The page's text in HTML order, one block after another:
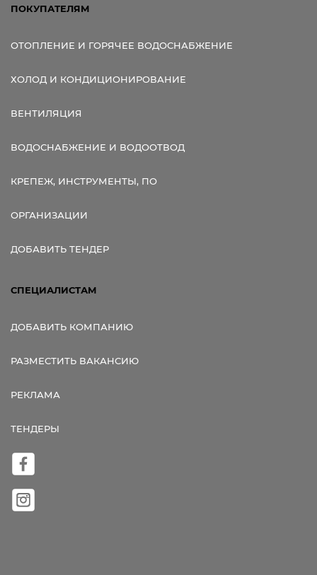
ПОКУПАТЕЛЯМ
ОТОПЛЕНИЕ И ГОРЯЧЕЕ ВОДОСНАБЖЕНИЕ
ХОЛОД И КОНДИЦИОНИРОВАНИЕ
ВЕНТИЛЯЦИЯ
ВОДОСНАБЖЕНИЕ И ВОДООТВОД
КРЕПЕЖ, ИНСТРУМЕНТЫ, ПО
ОРГАНИЗАЦИИ
ДОБАВИТЬ ТЕНДЕР
СПЕЦИАЛИСТАМ
ДОБАВИТЬ КОМПАНИЮ
РАЗМЕСТИТЬ ВАКАНСИЮ
РЕКЛАМА
ТЕНДЕРЫ